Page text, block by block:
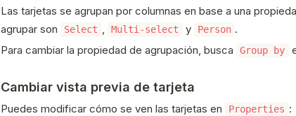
Las tarjetas se agrupan por columnas en base a una
agrupar son
Select , Multi-select y Person .
Para cambiar la propiedad de agrupación, busca
Group by
Cambiar vista previa de tarjeta
Puedes modificar cómo se ven las tarjetas en Properties :